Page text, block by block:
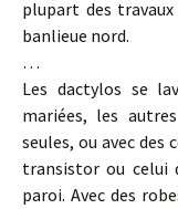
plupart des
banlieue nord.
…
Les dactylos se
mariées, les
seules, ou avec des
transistor ou celui
paroi. Avec des